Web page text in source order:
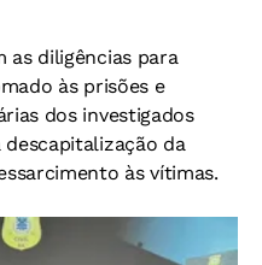
as diligências para
às prisões e
dos investigados
da
às vítimas.